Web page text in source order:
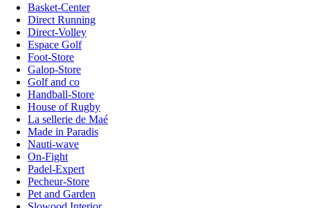
Basket-Center
Direct Running
Direct-Volley
Espace Golf
Foot-Store
Galop-Store
Golf and co
Handball-Store
House of Rugby
La sellerie de Maé
Made in Paradis
Nauti-wave
On-Fight
Padel-Expert
Pecheur-Store
Pet and Garden